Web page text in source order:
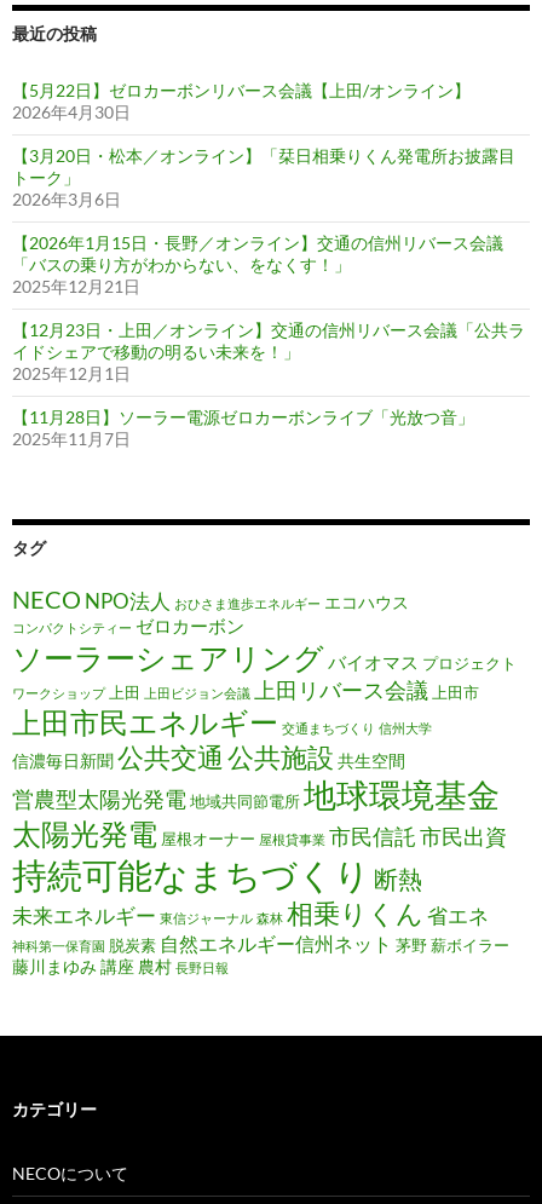
ン
最近の投稿
【5月22日】ゼロカーボンリバース会議【上田/オンライン】
2026年4月30日
【3月20日・松本／オンライン】「栞日相乗りくん発電所お披露目
トーク」
2026年3月6日
【2026年1月15日・長野／オンライン】交通の信州リバース会議
「バスの乗り方がわからない、をなくす！」
2025年12月21日
【12月23日・上田／オンライン】交通の信州リバース会議「公共ラ
イドシェアで移動の明るい未来を！」
2025年12月1日
【11月28日】ソーラー電源ゼロカーボンライブ「光放つ音」
2025年11月7日
タグ
NECO NPO法人 おひさま進歩エネルギー エコハウス
コンパクトシティー ゼロカーボン
ソーラーシェアリングバイオマス プロジェクト
ワークショップ 上田 上田ビジョン会議 上田リバース会議 上田市
上田市民エネルギー 交通まちづくり 信州大学
信濃毎日新聞公共交通 公共施設 共生空間
営農型太陽光発電 地域共同節電所 地球環境基金
太陽光発電 屋根オーナー 屋根貸事業 市民信託市民出資
持続可能なまちづくり 断熱
未来エネルギー 東信ジャーナル 森林 相乗りくん 省エネ
神科第一保育園 脱炭素 自然エネルギー信州ネット 茅野 薪ボイラー
藤川まゆみ 講座 農村 長野日報
カテゴリー
NECOについて